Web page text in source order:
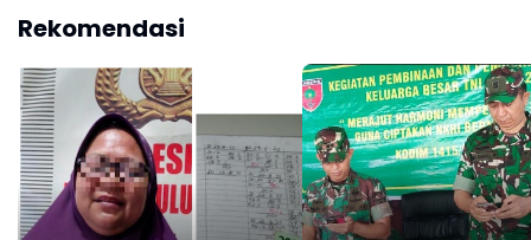
Rekomendasi